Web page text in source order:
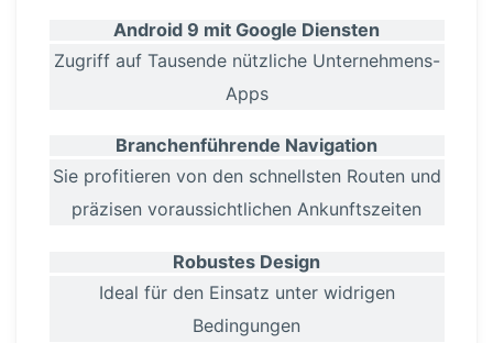
Android 9 mit Google Diensten
Zugriff auf Tausende nützliche Unter­neh­mens-
Apps
Branchen­füh­rende Navigation
Sie profitieren von den schnellsten Routen und
präzisen voraus­sicht­lichen Ankunfts­zeiten
Robustes Design
Ideal für den Einsatz unter widrigen
Bedingungen